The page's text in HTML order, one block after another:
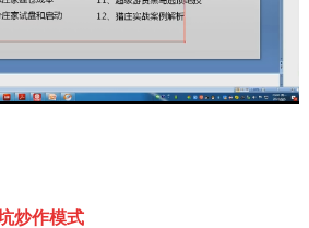
炒作模式